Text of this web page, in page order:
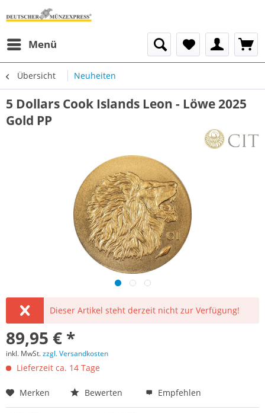
Menü
Übersicht Neuheiten
5 Dollars Cook Islands Leon - Löwe 2025
Gold PP
Dieser Artikel steht derzeit nicht zur Verfügung!
89,95 € *
inkl. MwSt.zzgl. Versandkosten
Lieferzeit ca. 14 Tage
Merken Bewerten Empfehlen